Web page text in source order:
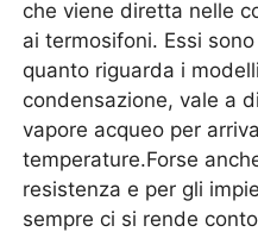
che viene diretta nelle
ai termosifoni. Essi
quanto riguarda i
condensazione, vale a
vapore acqueo per
temperature.Forse
resistenza e per gli
sempre ci si rende